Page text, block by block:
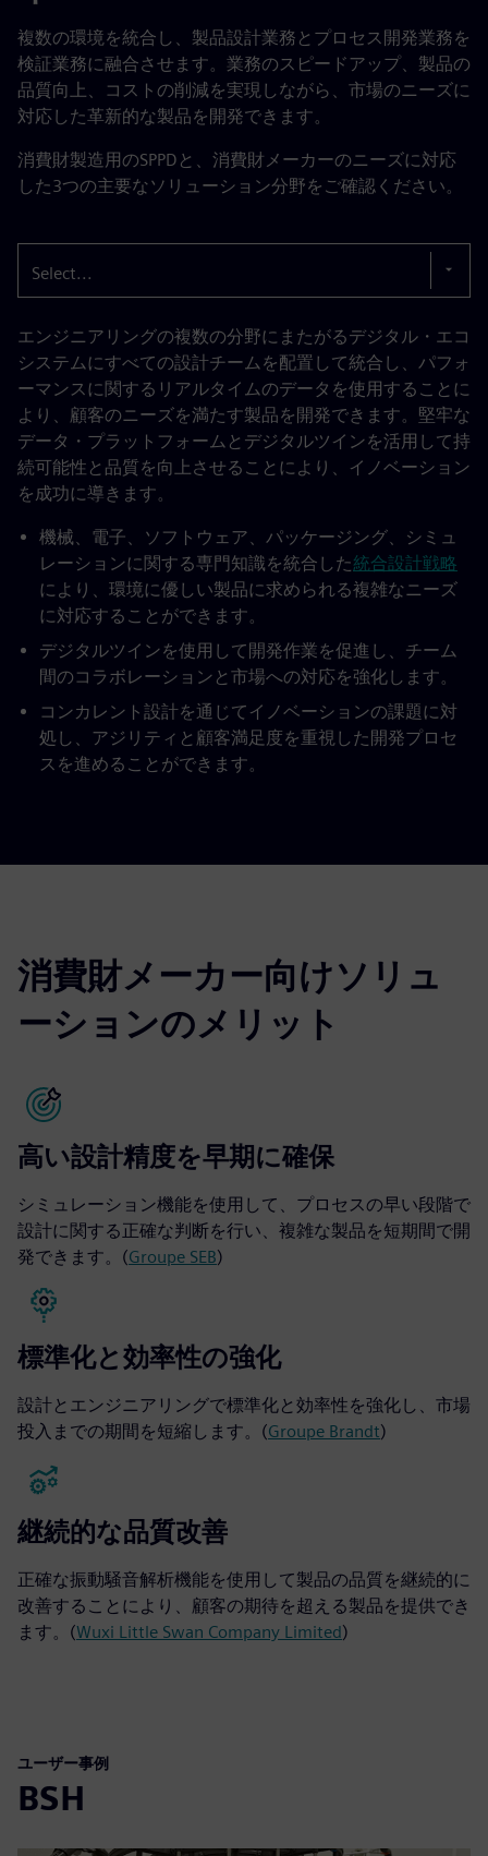
複数の環境を統合し、製品設計業務とプロセス開発業務を
検証業務に融合させます。業務のスピードアップ、製品の
品質向上、コストの削減を実現しながら、市場のニーズに
対応した革新的な製品を開発できます。
消費財製造用のSPPDと、消費財メーカーのニーズに対応
した3つの主要なソリューション分野をご確認ください。
Select...
エンジニアリングの複数の分野にまたがるデジタル・エコ
システムにすべての設計チームを配置して統合し、パフォ
ーマンスに関するリアルタイムのデータを使用することに
より、顧客のニーズを満たす製品を開発できます。堅牢な
データ・プラットフォームとデジタルツインを活用して持
続可能性と品質を向上させることにより、イノベーション
を成功に導きます。
機械、電子、ソフトウェア、パッケージング、シミュ
レーションに関する専門知識を統合した統合設計戦略
により、環境に優しい製品に求められる複雑なニーズ
に対応することができます。
デジタルツインを使用して開発作業を促進し、チーム
間のコラボレーションと市場への対応を強化します。
コンカレント設計を通じてイノベーションの課題に対
処し、アジリティと顧客満足度を重視した開発プロセ
スを進めることができます。
消費財メーカー向けソリュ
ーションのメリット
高い設計精度を早期に確保
シミュレーション機能を使用して、プロセスの早い段階で
設計に関する正確な判断を行い、複雑な製品を短期間で開
発できます。(Groupe SEB)
標準化と効率性の強化
設計とエンジニアリングで標準化と効率性を強化し、市場
投入までの期間を短縮します。(Groupe Brandt)
継続的な品質改善
正確な振動騒音解析機能を使用して製品の品質を継続的に
改善することにより、顧客の期待を超える製品を提供でき
ます。(Wuxi Little Swan Company Limited)
ユーザー事例
BSH